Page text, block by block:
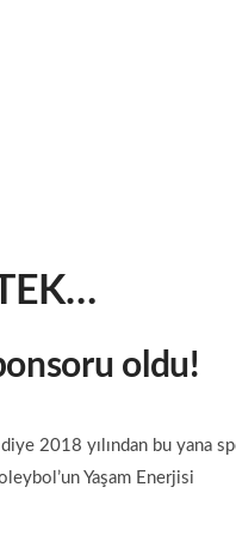
oldu!
2018 yılından bu yana
Yaşam Enerjisi